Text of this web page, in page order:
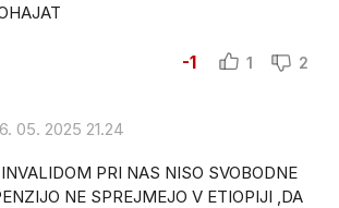
-1 1 2
05. 2025 21.24
PRI NAS NISO SVOBODNE
NE SPREJMEJO V ETIOPIJI ,DA